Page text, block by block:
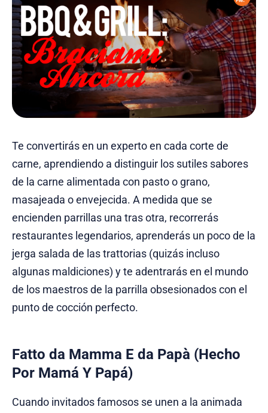
Te convertirás en un experto en cada corte de
carne, aprendiendo a distinguir los sutiles sabores
de la carne alimentada con pasto o grano,
masajeada o envejecida. A medida que se
encienden parrillas una tras otra, recorrerás
restaurantes legendarios, aprenderás un poco de la
jerga salada de las trattorias (quizás incluso
algunas maldiciones) y te adentrarás en el mundo
de los maestros de la parrilla obsesionados con el
punto de cocción perfecto.
Fatto da Mamma E da Papà (Hecho
Por Mamá Y Papá)
Cuando invitados famosos se unen a la animada